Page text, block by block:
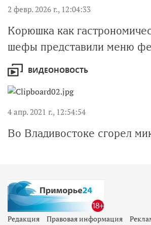
2 февр. 2026 г., 12:04:33
Корюшка как
шефы представили меню
ВИДЕОНОВОСТЬ
4 апр. 2021 г., 12:54:54
Во Владивостоке сгорел
Редакция Правовая информация